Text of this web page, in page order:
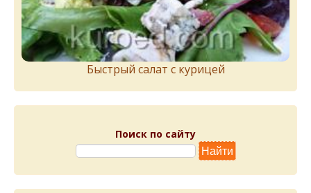
Быстрый салат с курицей
Поиск по сайту